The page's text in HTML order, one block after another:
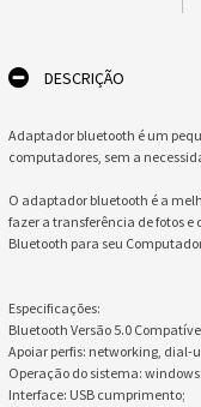
DESCRIÇÃO
Adaptador bluetooth é um
computadores, sem a
O adaptador bluetooth é a
fazer a transferência de fotos
Bluetooth para seu
Especificações:
Bluetooth Versão 5.0
Apoiar perfis: networking, dial-
Operação do sistema:
Interface: USB cumprimento;